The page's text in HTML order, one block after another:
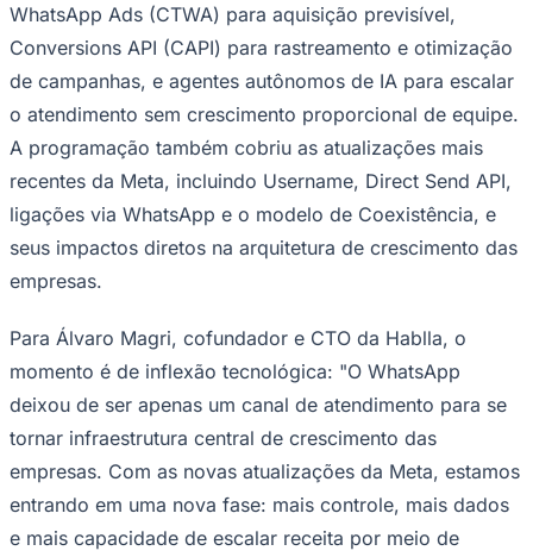
WhatsApp Ads (CTWA) para aquisição previsível,
Conversions API (CAPI) para rastreamento e otimização
de campanhas, e agentes autônomos de IA para escalar
o atendimento sem crescimento proporcional de equipe.
A programação também cobriu as atualizações mais
recentes da Meta, incluindo Username, Direct Send API,
ligações via WhatsApp e o modelo de Coexistência, e
seus impactos diretos na arquitetura de crescimento das
empresas.
Para Álvaro Magri, cofundador e CTO da Hablla, o
momento é de inflexão tecnológica: "O WhatsApp
deixou de ser apenas um canal de atendimento para se
tornar infraestrutura central de crescimento das
empresas. Com as novas atualizações da Meta, estamos
entrando em uma nova fase: mais controle, mais dados
e mais capacidade de escalar receita por meio de